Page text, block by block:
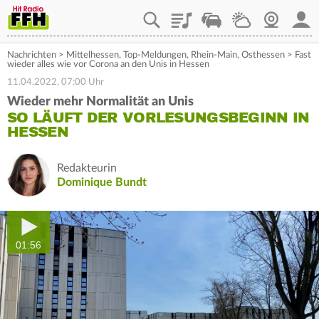
PlaylistStaupilotWetterWebcam
Nachrichten > Mittelhessen, Top-Meldungen, Rhein-Main, Osthessen > Fast
wieder alles wie vor Corona an den Unis in Hessen
11.04.2022, 07:00 Uhr
Wieder mehr Normalität an Unis
SO LÄUFT DER VORLESUNGSBEGINN IN
HESSEN
Redakteurin
Dominique Bundt
01:56